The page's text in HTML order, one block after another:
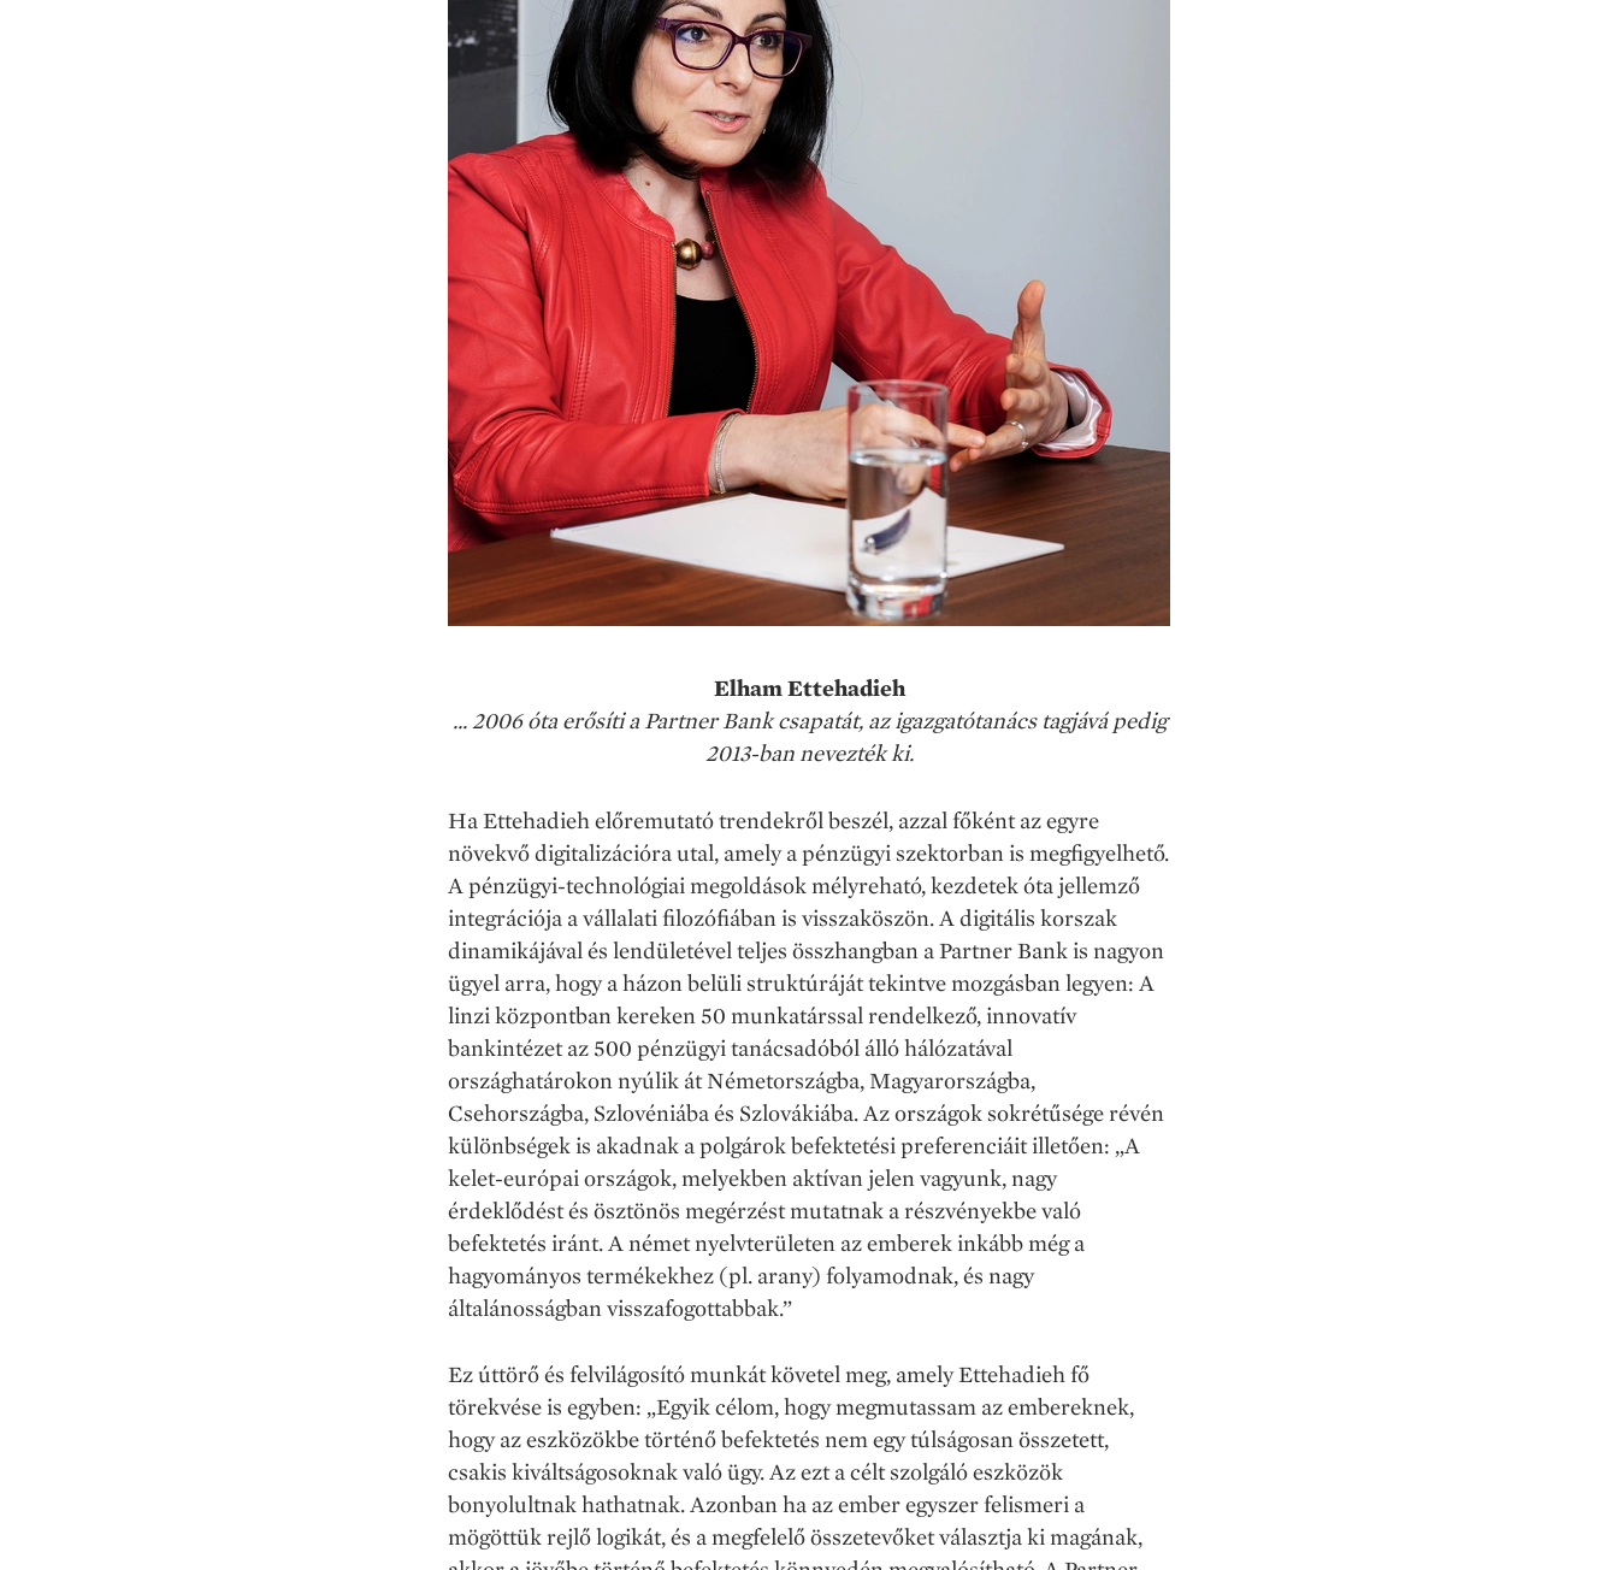
Elham Ettehadieh
... 2006 óta erősíti a Partner Bank csapatát, az igazgatótanács tagjává pedig
2013-ban nevezték ki.
Ha Ettehadieh előremutató trendekről beszél, azzal főként az egyre
növekvő digitalizációra utal, amely a pénzügyi szektorban is megfigyelhető.
A pénzügyi-technológiai megoldások mélyreható, kezdetek óta jellemző
integrációja a vállalati filozófiában is visszaköszön. A digitális korszak
dinamikájával és lendületével teljes összhangban a Partner Bank is nagyon
ügyel arra, hogy a házon belüli struktúráját tekintve mozgásban legyen: A
linzi központban kereken 50 munkatárssal rendelkező, innovatív
bankintézet az 500 pénzügyi tanácsadóból álló hálózatával
országhatárokon nyúlik át Németországba, Magyarországba,
Csehországba, Szlovéniába és Szlovákiába. Az országok sokrétűsége révén
különbségek is akadnak a polgárok befektetési preferenciáit illetően: „A
kelet-európai országok, melyekben aktívan jelen vagyunk, nagy
érdeklődést és ösztönös megérzést mutatnak a részvényekbe való
befektetés iránt. A német nyelvterületen az emberek inkább még a
hagyományos termékekhez (pl. arany) folyamodnak, és nagy
általánosságban visszafogottabbak.”
Ez úttörő és felvilágosító munkát követel meg, amely Ettehadieh fő
törekvése is egyben: „Egyik célom, hogy megmutassam az embereknek,
hogy az eszközökbe történő befektetés nem egy túlságosan összetett,
csakis kiváltságosoknak való ügy. Az ezt a célt szolgáló eszközök
bonyolultnak hathatnak. Azonban ha az ember egyszer felismeri a
mögöttük rejlő logikát, és a megfelelő összetevőket választja ki magának,